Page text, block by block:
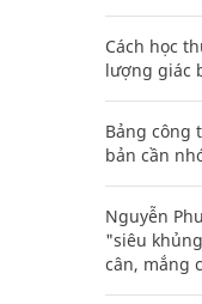
Cách học
lượng giác
Bảng công
bản cần
Nguyễn
"siêu
cân, mắng